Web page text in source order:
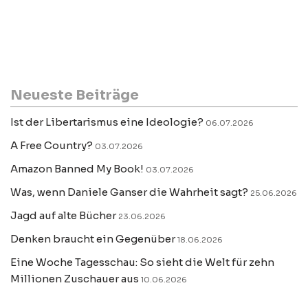
Neueste Beiträge
Ist der Libertarismus eine Ideologie? 06.07.2026
A Free Country? 03.07.2026
Amazon Banned My Book! 03.07.2026
Was, wenn Daniele Ganser die Wahrheit sagt? 25.06.2026
Jagd auf alte Bücher 23.06.2026
Denken braucht ein Gegenüber 18.06.2026
Eine Woche Tagesschau: So sieht die Welt für zehn
Millionen Zuschauer aus 10.06.2026